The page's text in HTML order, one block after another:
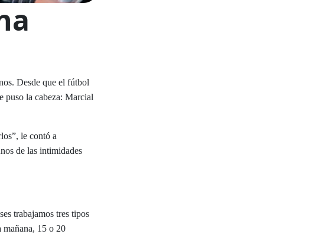
Desde que el fútbol
puso la cabeza: Marcial
le contó a
de las intimidades
trabajamos tres tipos
mañana, 15 o 20